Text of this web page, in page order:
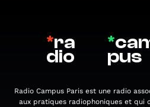
*ra
dio
*
pus
Radio Campus Paris est une radio
aux pratiques radiophoniques et qui